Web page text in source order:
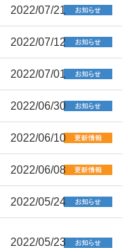
2022/07/21
2022/07/12
2022/07/01
2022/06/30
2022/06/10
2022/06/08
2022/05/24
2022/05/23